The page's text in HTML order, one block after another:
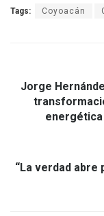
Tags: Coyoacán
Jorge
“La verdad abre